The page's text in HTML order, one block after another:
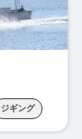
ジギング